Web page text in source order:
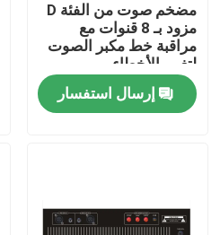
بيت
منتجات
معلومات عنا
مضخم صوت من الفئة D
مزود بـ 8 قنوات مع
مراقبة خط مكبر الصوت
لتغيير الأخطاء
إرسال استفسار